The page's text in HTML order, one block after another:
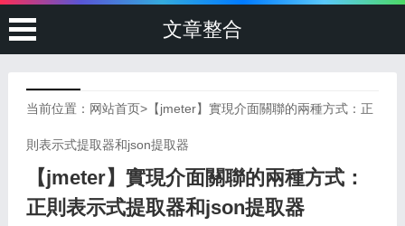
文章整合
当前位置： 网站首页>【jmeter】實現介面關聯的兩種方式：正
則表示式提取器和json提取器
【jmeter】實現介面關聯的兩種方式：
正則表示式提取器和json提取器